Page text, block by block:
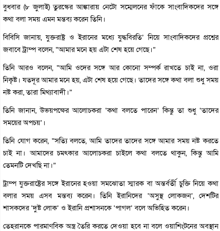
বুধবার (৮ জুলাই) তুরস্কের আঙ্কারায় নেটো সম্মেলনের ফাঁকে সাংবাদিকদের সঙ্গে
কথা বলা সময় এমন মন্তব্য করেন তিনি।
বিবিসি জানায়, যুক্তরাষ্ট্র ও ইরানের মধ্যে যুদ্ধবিরতি’ নিয়ে সাংবাদিকদের প্রশ্নের
জবাবে ট্রাম্প বলেন, “আমার মনে হয় এটা শেষ হয়ে গেছে।”
তিনি আরও বলেন, “আমি ওদের সঙ্গে আর কোনো সম্পর্ক রাখতে চাই না, ওরা
নিকৃষ্ট। যতদূর আমার মনে হয়, এটা শেষ হয়ে গেছে। তাদের সঙ্গে কথা বলা শুধু সময়
নষ্ট করা, তারা মিথ্যাবাদী।”
তিনি জানান, উভয়পক্ষের আলোচকরা ‘কথা বলতে পারেন’ কিন্তু তা শুধু ‘তাদের
সময়ের অপচয়’।
তিনি যোগ করেন, “সত্যি বলতে, আমি তাদের তাদের সঙ্গে আমার সময় নষ্ট করতে
চাই না। আমাদের চমৎকার আলোচকরা চাইলে কথা বলতে থাকুন, কিন্তু আমি
তেমনটি দেখছি না।”
ট্রাম্প যুক্তরাষ্ট্রের সঙ্গে ইরানের হওয়া সমঝোতা স্মারক বা অন্তর্বর্তী চুক্তি নিয়ে কথা
বলার সময় এসব মন্তব্য করেন। তিনি ইরানিদের ‘অসুস্থ লোকজন’, দেশটির
শাসকদের ‘দুষ্ট লোক’ ও ইরানি প্রশাসনকে ‘পাগল’ বলে অভিহিত করেন।
তেহরানকে পারমাণবিক অস্ত্র তৈরি করতে দেওয়া হবে না বলে ওয়াশিংটনের অবস্থান